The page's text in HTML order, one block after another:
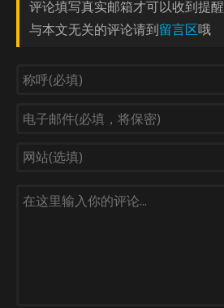
评论填写真实邮箱才可以收到提醒
与本文无关的评论请到留言区哦